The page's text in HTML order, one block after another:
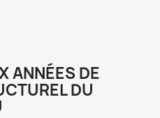
ANNÉES DE
DU